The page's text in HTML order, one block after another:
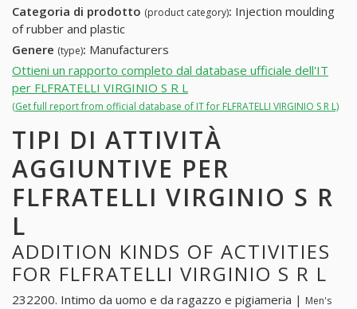
Categoria di prodotto (product category): Injection moulding
of rubber and plastic
Genere (type): Manufacturers
Ottieni un rapporto completo dal database ufficiale dell'IT
per FLFRATELLI VIRGINIO S R L
(Get full report from official database of IT for FLFRATELLI VIRGINIO S R L)
TIPI DI ATTIVITÀ
AGGIUNTIVE PER
FLFRATELLI VIRGINIO S R
L
ADDITION KINDS OF ACTIVITIES
FOR FLFRATELLI VIRGINIO S R L
232200. Intimo da uomo e da ragazzo e pigiameria | Men's